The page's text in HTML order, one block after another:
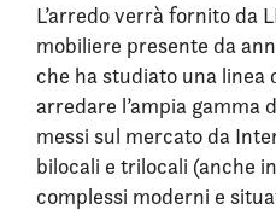
L’arredo verrà fornito da
mobiliere presente da
che ha studiato una linea
arredare l’ampia gamma
messi sul mercato da
bilocali e trilocali (anche
complessi moderni e